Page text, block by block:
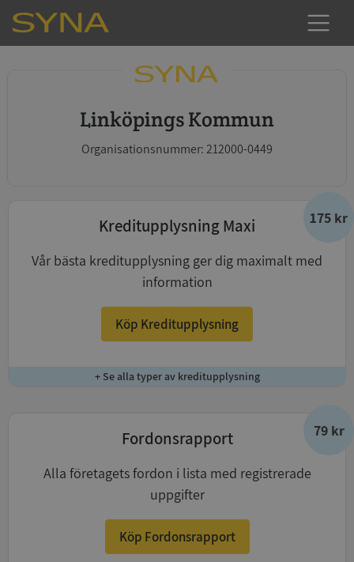
Linköpings Kommun
Organisationsnummer: 212000-0449
175 kr
Kreditupplysning Maxi
Vår bästa kreditupplysning ger dig maximalt med
information
Köp Kreditupplysning
+ Se alla typer av kreditupplysning
79 kr
Fordonsrapport
Alla företagets fordon i lista med registrerade
uppgifter
Köp Fordonsrapport